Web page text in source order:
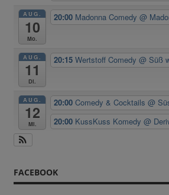
AUG.
10
Mo.
20:00 Madonna Comedy@
AUG.
11
Di.
20:15Wertstoff Comedy@ Süß
AUG.
12
Mi.
20:00Comedy & Cocktails@
20:00 KussKuss Komedy@
FACEBOOK